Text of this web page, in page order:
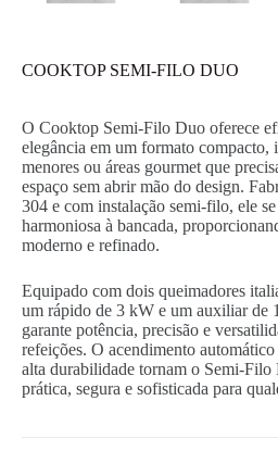
COOKTOP SEMI-FILO DUO
O Cooktop Semi-Filo Duo oferece
elegância em um formato compacto,
menores ou áreas gourmet que
espaço sem abrir mão do design.
304 e com instalação semi-filo, ele
harmoniosa à bancada,
moderno e refinado.
Equipado com dois queimadores
um rápido de 3 kW e um auxiliar
garante potência, precisão e
refeições. O acendimento
alta durabilidade tornam o Semi-Filo
prática, segura e sofisticada para